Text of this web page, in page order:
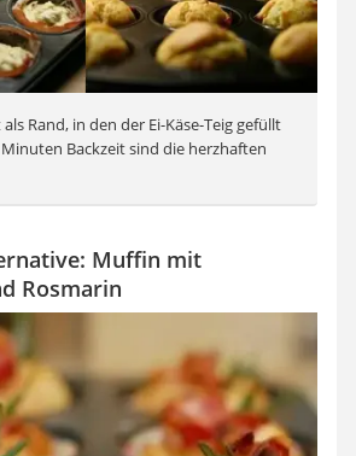
Rand, in den der Ei-Käse-Teig gefüllt
Backzeit sind die herzhaften
Muffin mit
Rosmarin